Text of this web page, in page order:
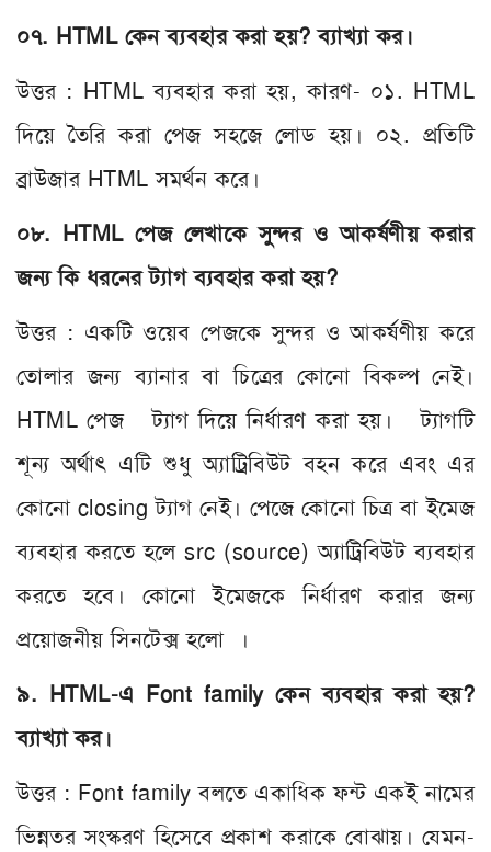
০৭. HTML কেন ব্যবহার করা হয়? ব্যাখ্যা কর।
উত্তর : HTML ব্যবহার করা হয়, কারণ- ০১. HTML
দিয়ে তৈরি করা পেজ সহজে লোড হয়। ০২. প্রতিটি
ব্রাউজার HTML সমর্থন করে।
০৮. HTML পেজ লেখাকে সুন্দর ও আকর্ষণীয় করার
জন্য কি ধরনের ট্যাগ ব্যবহার করা হয়?
উত্তর : একটি ওয়েব পেজকে সুন্দর ও আকর্ষণীয় করে
তোলার জন্য ব্যানার বা চিত্রের কোনো বিকল্প নেই।
HTML পেজ ট্যাগ দিয়ে নির্ধারণ করা হয়। ট্যাগটি
শূন্য অর্থাৎ এটি শুধু অ্যাট্রিবিউট বহন করে এবং এর
কোনো closing ট্যাগ নেই। পেজে কোনো চিত্র বা ইমেজ
ব্যবহার করতে হলে src (source) অ্যাট্রিবিউট ব্যবহার
করতে হবে। কোনো ইমেজকে নির্ধারণ করার জন্য
প্রয়োজনীয় সিনটেক্স হলো ।
৯. HTML-এ Font family কেন ব্যবহার করা হয়?
ব্যাখ্যা কর।
উত্তর : Font family বলতে একাধিক ফন্ট একই নামের
ভিন্নতর সংস্করণ হিসেবে প্রকাশ করাকে বোঝায়। যেমন-